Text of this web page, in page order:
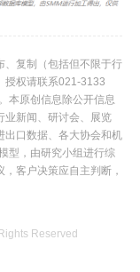
、复制（包括但不限于行
授权请联系021-3133
本原创信息除公开信息
业新闻、研讨会、展览
出口数据、各大协会和机
型，由研究小组进行综
客户决策应自主判断，
Reserved